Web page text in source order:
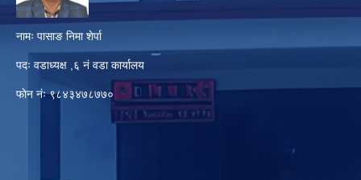
नामः पासाङ निमा शेर्पा
पदः वडाध्यक्ष ,६ नं वडा कार्यालय
फाेन नंः ९८४३४७८७७०